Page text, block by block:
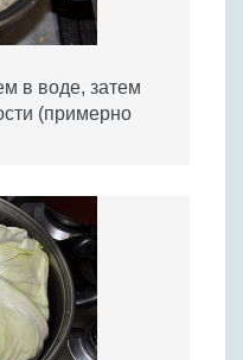
в воде, затем
(примерно